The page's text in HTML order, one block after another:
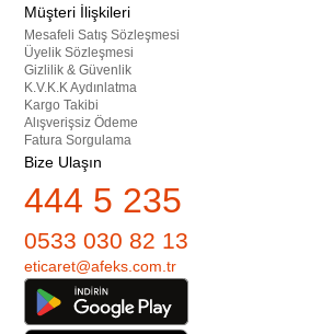
Müşteri İlişkileri
Mesafeli Satış Sözleşmesi
Üyelik Sözleşmesi
Gizlilik & Güvenlik
K.V.K.K Aydınlatma
Kargo Takibi
Alışverişsiz Ödeme
Fatura Sorgulama
Bize Ulaşın
444 5 235
0533 030 82 13
eticaret@afeks.com.tr